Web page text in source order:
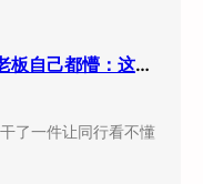
酒店的数据突然值3000万了？老板自己都懵：这玩意儿还能卖钱？
了一件让同行看不懂